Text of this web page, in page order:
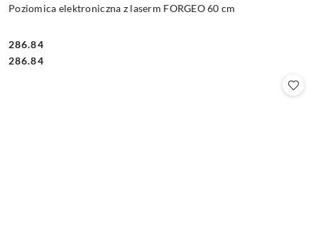
Poziomica elektroniczna z laserm FORGEO 60 cm
Cena:
286.84
Cena:
286.84